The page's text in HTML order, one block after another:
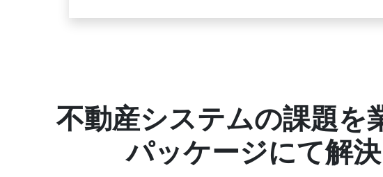
不動産システムの課題を
パッケージにて解決